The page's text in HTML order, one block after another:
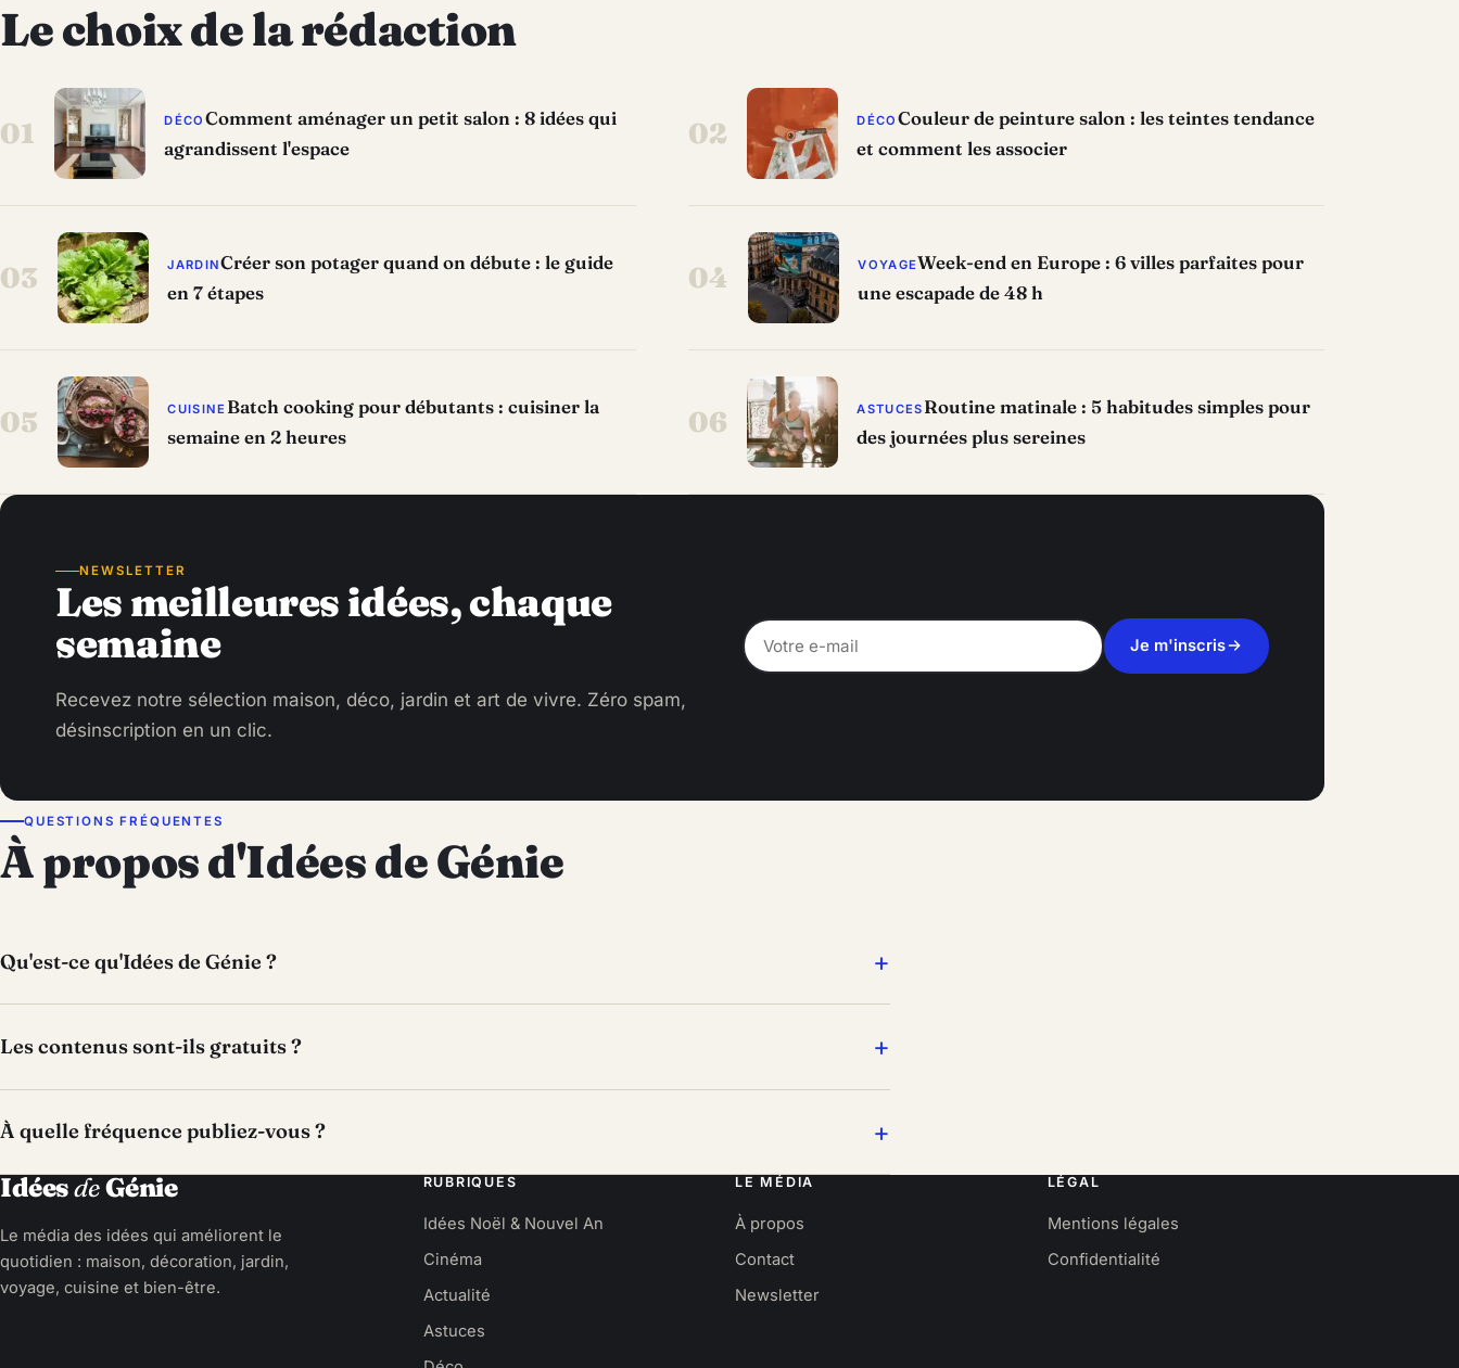
Le choix de la rédaction
01 DÉCO Comment aménager un petit salon : 8 idées qui
agrandissent l'espace
02 DÉCO Couleur de peinture salon : les teintes tendance
et comment les associer
03 JARDINCréer son potager quand on débute : le guide
en 7 étapes
04 VOYAGEWeek-end en Europe : 6 villes parfaites pour
une escapade de 48 h
05 CUISINE Batch cooking pour débutants : cuisiner la
semaine en 2 heures
06 ASTUCES Routine matinale : 5 habitudes simples pour
des journées plus sereines
NEWSLETTER
Les meilleures idées, chaque
semaine
Recevez notre sélection maison, déco, jardin et art de vivre. Zéro spam,
désinscription en un clic.
Je m'inscris
QUESTIONS FRÉQUENTES
À propos d'Idées de Génie
Qu'est-ce qu'Idées de Génie ?
Les contenus sont-ils gratuits ?
À quelle fréquence publiez-vous ?
IdéesdeGénie
Le média des idées qui améliorent le
quotidien : maison, décoration, jardin,
voyage, cuisine et bien-être.
RUBRIQUES
Idées Noël & Nouvel An
Cinéma
Actualité
Astuces
LE MÉDIA
À propos
Contact
Newsletter
LÉGAL
Mentions légales
Confidentialité